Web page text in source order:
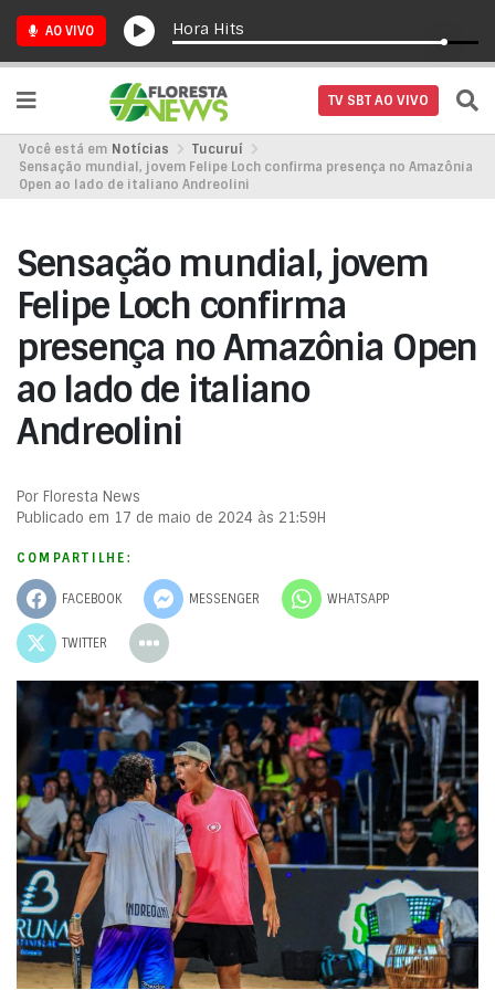
AO VIVO Hora Hits
TV SBT AO VIVO
Você está em Notícias
Tucuruí
Sensação mundial, jovem Felipe Loch confirma presença no Amazônia
Open ao lado de italiano Andreolini
Sensação mundial, jovem
Felipe Loch confirma
presença no Amazônia Open
ao lado de italiano
Andreolini
Por Floresta News
Publicado em 17 de maio de 2024 às 21:59H
COMPARTILHE:
FACEBOOK MESSENGER WHATSAPP
TWITTER